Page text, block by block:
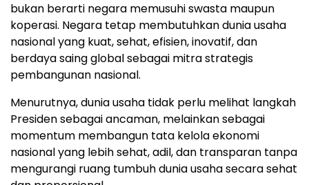
bukan berarti negara memusuhi swasta maupun
koperasi. Negara tetap membutuhkan dunia usaha
nasional yang kuat, sehat, efisien, inovatif, dan
berdaya saing global sebagai mitra strategis
pembangunan nasional.
Menurutnya, dunia usaha tidak perlu melihat langkah
Presiden sebagai ancaman, melainkan sebagai
momentum membangun tata kelola ekonomi
nasional yang lebih sehat, adil, dan transparan tanpa
mengurangi ruang tumbuh dunia usaha secara sehat